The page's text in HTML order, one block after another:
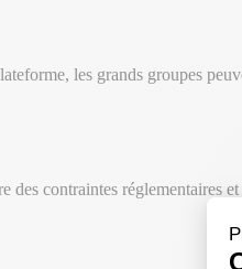
les grands groupes
contraintes réglementaires